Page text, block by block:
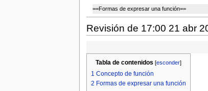
==Formas de expresar una función==
Revisión de 17:00 21 abr
Tabla de contenidos [esconder]
1 Concepto de función
2 Formas de expresar una función